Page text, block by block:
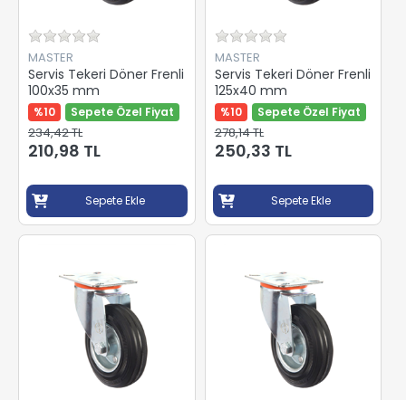
MASTER
Servis Tekeri Döner Frenli
100x35 mm
%10 Sepete Özel Fiyat
234,42 TL
210,98 TL
Sepete Ekle
MASTER
Servis Tekeri Döner Frenli
125x40 mm
%10 Sepete Özel Fiyat
278,14 TL
250,33 TL
Sepete Ekle